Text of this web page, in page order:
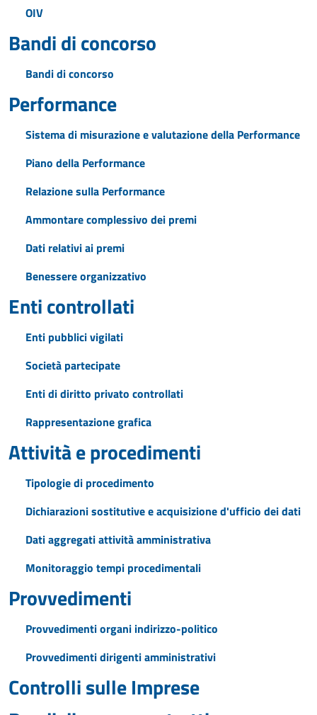
OIV
Bandi di concorso
Bandi di concorso
Performance
Sistema di misurazione e valutazione della Performance
Piano della Performance
Relazione sulla Performance
Ammontare complessivo dei premi
Dati relativi ai premi
Benessere organizzativo
Enti controllati
Enti pubblici vigilati
Società partecipate
Enti di diritto privato controllati
Rappresentazione grafica
Attività e procedimenti
Tipologie di procedimento
Dichiarazioni sostitutive e acquisizione d'ufficio dei dati
Dati aggregati attività amministrativa
Monitoraggio tempi procedimentali
Provvedimenti
Provvedimenti organi indirizzo-politico
Provvedimenti dirigenti amministrativi
Controlli sulle Imprese